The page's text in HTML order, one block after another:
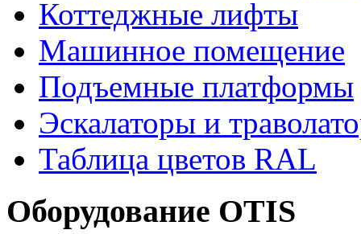
Коттеджные лифты
Машинное помещение
Подъемные платформы
Эскалаторы и
Таблица цветов RAL
Оборудование OTIS